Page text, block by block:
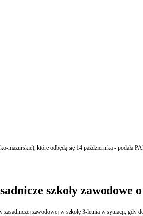
które odbędą się 14 października - podała
szkoły
zawodowej w szkołę 3-letnią w sytuacji, gdy